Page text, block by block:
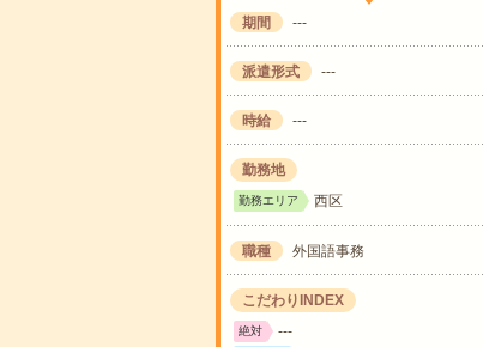
期間 ---
派遣形式 ---
時給 ---
勤務地
勤務エリア 西区
職種 外国語事務
こだわりINDEX
絶対 ---